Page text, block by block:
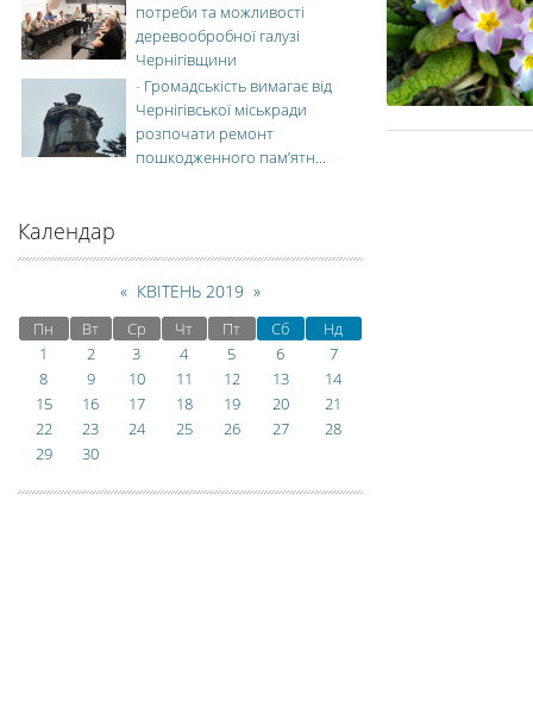
потреби та можливості
деревообробної галузі
Чернігівщини
- Громадськість вимагає від
Чернігівської міськради
розпочати ремонт
пошкодженного пам’ятн...
Календар
« КВІТЕНЬ 2019 »
Пн Вт Ср Чт Пт Сб
Нд
1
2 3 4 5 6
7
8
9 10 11 12 13
14
15
16 17 18 19 20
21
22
23 24 25 26 27
28
29
30